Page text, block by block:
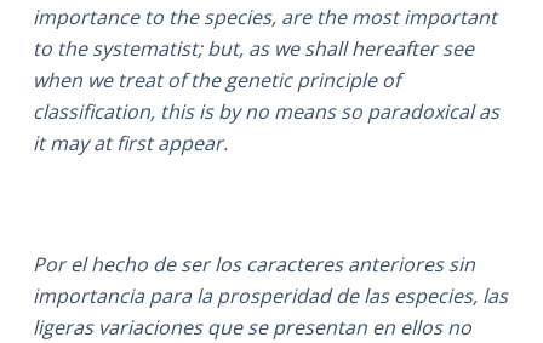
importance to the species, are the most important
to the systematist; but, as we shall hereafter see
when we treat of the genetic principle of
classification, this is by no means so paradoxical as
it may at first appear.
Por el hecho de ser los caracteres anteriores sin
importancia para la prosperidad de las especies, las
ligeras variaciones que se presentan en ellos no